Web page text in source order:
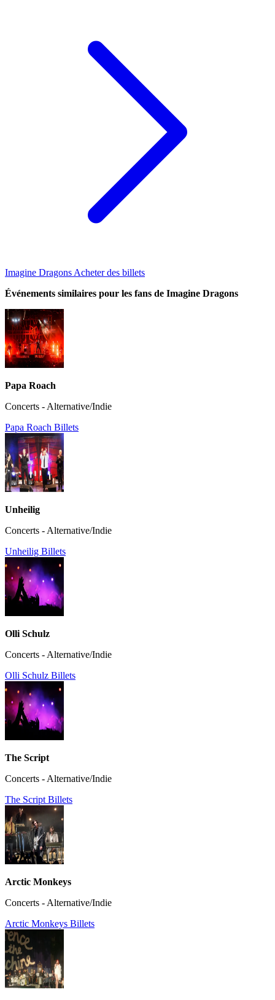
Imagine Dragons Acheter des billets
Événements similaires pour les fans de Imagine Dragons
Papa Roach
Concerts - Alternative/Indie
Papa Roach Billets
Unheilig
Concerts - Alternative/Indie
Unheilig Billets
Olli Schulz
Concerts - Alternative/Indie
Olli Schulz Billets
The Script
Concerts - Alternative/Indie
The Script Billets
Arctic Monkeys
Concerts - Alternative/Indie
Arctic Monkeys Billets